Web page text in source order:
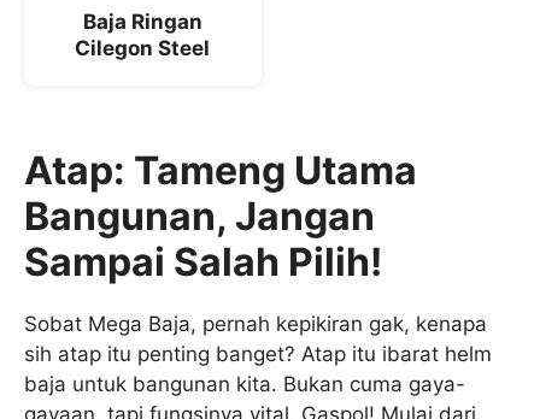
Baja Ringan
Cilegon Steel
Atap: Tameng Utama
Bangunan, Jangan
Sampai Salah Pilih!
Sobat Mega Baja, pernah kepikiran gak, kenapa
sih atap itu penting banget? Atap itu ibarat helm
baja untuk bangunan kita. Bukan cuma gaya-